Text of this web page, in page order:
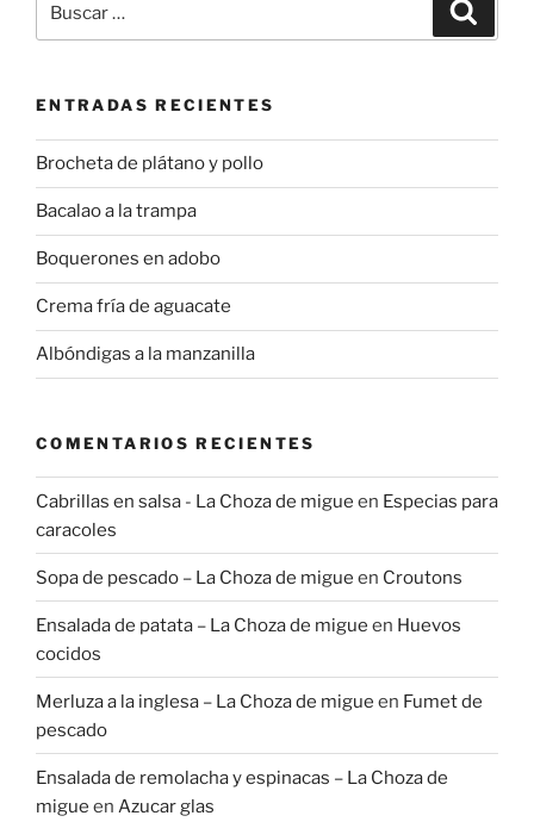
por:
ENTRADAS RECIENTES
Brocheta de plátano y pollo
Bacalao a la trampa
Boquerones en adobo
Crema fría de aguacate
Albóndigas a la manzanilla
COMENTARIOS RECIENTES
Cabrillas en salsa - La Choza de migue en Especias para
caracoles
Sopa de pescado – La Choza de migue en Croutons
Ensalada de patata – La Choza de migue en Huevos
cocidos
Merluza a la inglesa – La Choza de migue en Fumet de
pescado
Ensalada de remolacha y espinacas – La Choza de
migue en Azucar glas